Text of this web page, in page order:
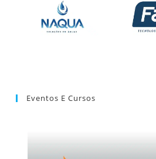
Eventos E Cursos